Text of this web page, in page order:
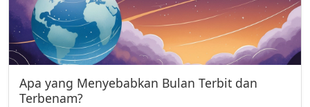
Apa yang Menyebabkan Bulan Terbit dan
Terbenam?